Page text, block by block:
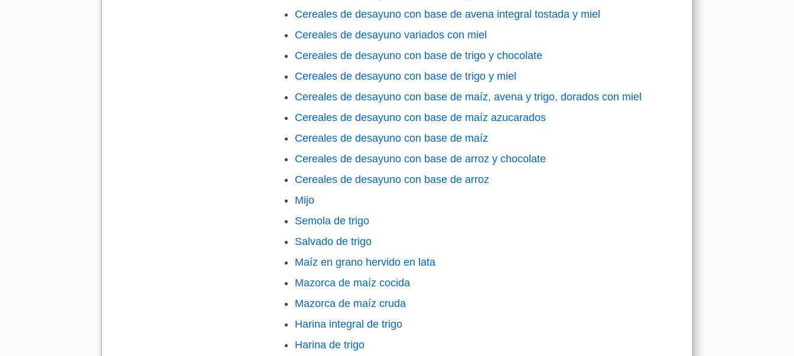
Cereales de desayuno con base de avena integral tostada y miel
Cereales de desayuno variados con miel
Cereales de desayuno con base de trigo y chocolate
Cereales de desayuno con base de trigo y miel
Cereales de desayuno con base de maíz, avena y trigo, dorados con miel
Cereales de desayuno con base de maíz azucarados
Cereales de desayuno con base de maíz
Cereales de desayuno con base de arroz y chocolate
Cereales de desayuno con base de arroz
Mijo
Semola de trigo
Salvado de trigo
Maíz en grano hervido en lata
Mazorca de maíz cocida
Mazorca de maíz cruda
Harina integral de trigo
Harina de trigo